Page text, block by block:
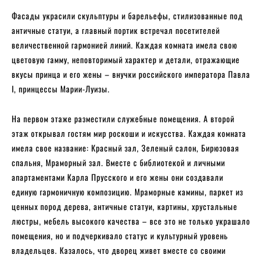
Фасады украсили скульптуры и барельефы, стилизованные под
античные статуи, а главный портик встречал посетителей
величественной гармонией линий. Каждая комната имела свою
цветовую гамму, неповторимый характер и детали, отражающие
вкусы принца и его жены – внучки российского императора Павла
I, принцессы Марии-Луизы.
На первом этаже разместили служебные помещения. А второй
этаж открывал гостям мир роскоши и искусства. Каждая комната
имела свое название: Красный зал, Зеленый салон, Бирюзовая
спальня, Мраморный зал. Вместе с библиотекой и личными
апартаментами Карла Прусского и его жены они создавали
единую гармоничную композицию. Мраморные камины, паркет из
ценных пород дерева, античные статуи, картины, хрустальные
люстры, мебель высокого качества – все это не только украшало
помещения, но и подчеркивало статус и культурный уровень
владельцев. Казалось, что дворец живет вместе со своими